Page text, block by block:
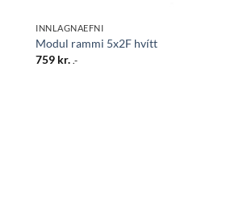
INNLAGNAEFNI
Modul rammi 5x2F hvítt
759 kr. .-